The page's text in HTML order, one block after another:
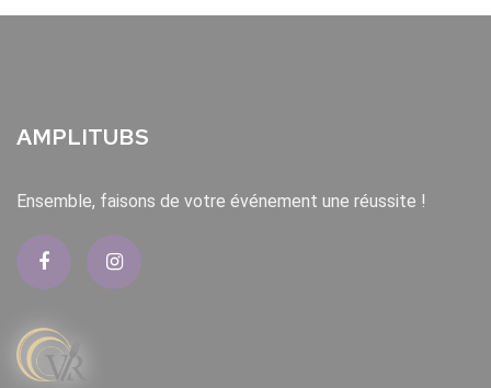
AMPLITUBS
Ensemble, faisons de votre événement une réussite !